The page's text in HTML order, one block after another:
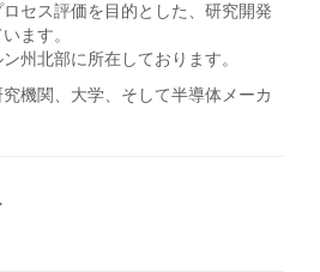
セス評価を目的とした、研究開発
ます。
州北部に所在しております。
機関、大学、そして半導体メーカ